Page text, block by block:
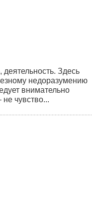
Здесь
недоразумению
внимательно
чувство...